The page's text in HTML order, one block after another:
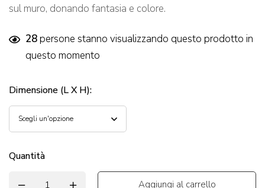
sul muro, donando fantasia e colore.
28persone stanno visualizzando questo prodotto in
questo momento
Dimensione (L X H):
Quantità
Aggiungi al carrello